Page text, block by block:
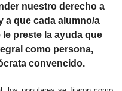
nuestro derecho a
a que cada alumno/a
preste la ayuda que
como persona,
convencido.